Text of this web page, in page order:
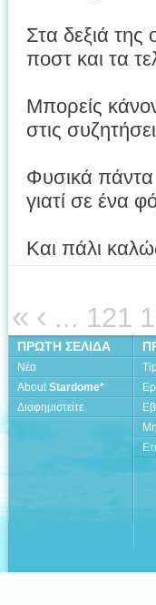
Στα δεξιά της
ποστ και τα
Μπορείς
στις
Φυσικά
γιατί σε ένα
Και πάλι
« ‹ ... 121
ΠΡΩΤΗ ΣΕΛΙΔΑ
Νέα
AboutStardome*
Διαφημιστείτε